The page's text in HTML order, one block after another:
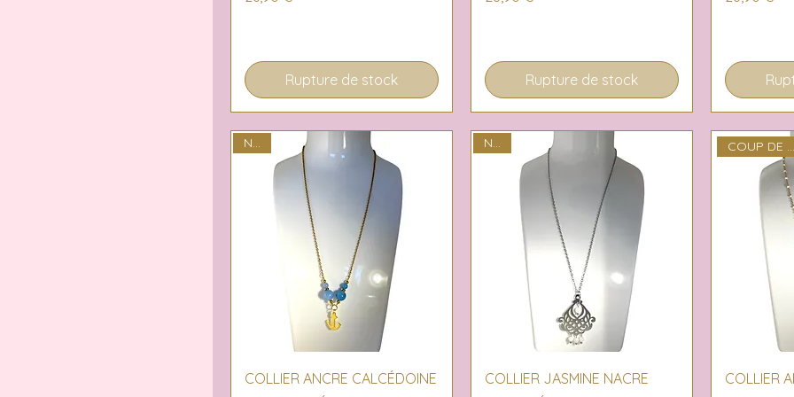
Rupture de stock Rupture de stock
Aperçu rapide
NEW
COLLIER ANCRE CALCÉDOINE
Aperçu rapide
NEW
COLLIER JASMINE NACRE
COLLIER